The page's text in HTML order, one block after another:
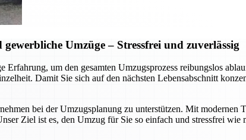
Umzüge – Stressfrei und zuverlässig
um den gesamten Umzugsprozess reibungslos
Damit Sie sich auf den nächsten Lebensabschnitt
bei der Umzugsplanung zu unterstützen. Mit modernen
Ziel ist es, den Umzug für Sie so einfach und stressfrei wie